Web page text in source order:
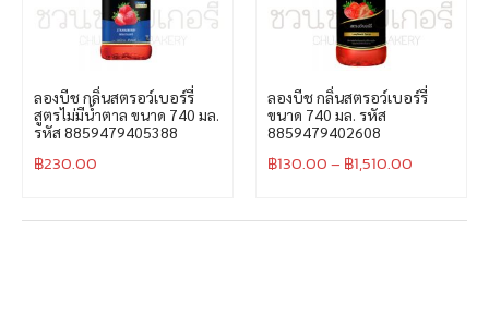
ลองบีช กลิ่นสตรอว์เบอร์รี่
สูตรไม่มีน้ำตาล ขนาด 740 มล.
รหัส 8859479405388
฿230.00
ลองบีช กลิ่นสตรอว์เบอร์รี่
ขนาด 740 มล. รหัส
8859479402608
฿130.00– ฿1,510.00